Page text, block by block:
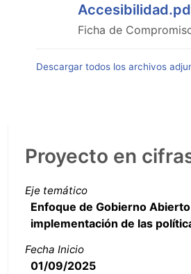
Ficha de
Descargar todos los archivos
Proyecto en
Eje temático
Enfoque de Gobierno
implementación de las
Fecha Inicio
01/09/2025